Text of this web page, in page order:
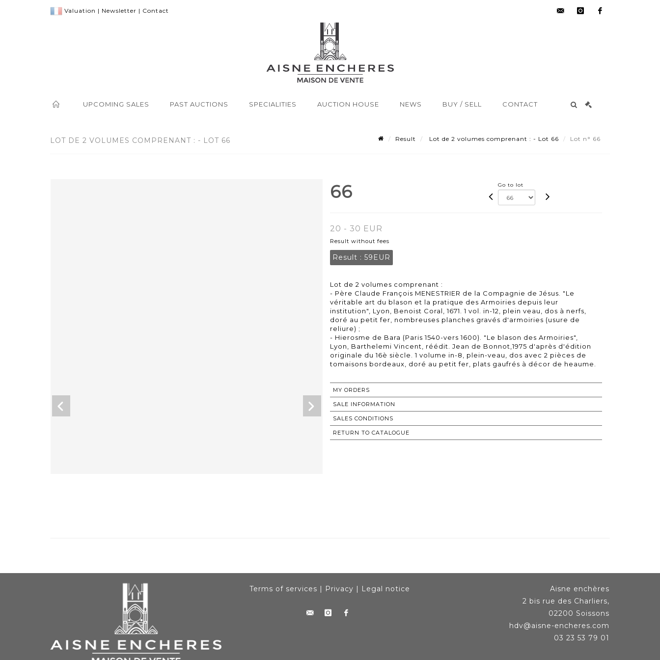
Valuation | Newsletter | Contact
UPCOMING SALES PAST AUCTIONS SPECIALITIES AUCTION HOUSE NEWS BUY / SELL CONTACT
LOT DE 2 VOLUMES COMPRENANT : - LOT 66 Result Lot de 2 volumes comprenant : - Lot 66 Lot n° 66
66 Go to lot
20 - 30 EUR
Result without fees
Result : 59EUR
Lot de 2 volumes comprenant :
- Père Claude François MENESTRIER de la Compagnie de Jésus. "Le
véritable art du blason et la pratique des Armoiries depuis leur
institution", Lyon, Benoist Coral, 1671. 1 vol. in-12, plein veau, dos à nerfs,
doré au petit fer, nombreuses planches gravés d'armoiries (usure de
reliure) ;
- Hierosme de Bara (Paris 1540-vers 1600). "Le blason des Armoiries",
Lyon, Barthelemi Vincent, réédit. Jean de Bonnot,1975 d'après d'édition
originale du 16è siècle. 1 volume in-8, plein-veau, dos avec 2 pièces de
tomaisons bordeaux, doré au petit fer, plats gaufrés à décor de heaume.
MY ORDERS
SALE INFORMATION
SALES CONDITIONS
RETURN TO CATALOGUE
Terms of services | Privacy | Legal notice
Aisne enchères
2 bis rue des Charliers,
02200 Soissons
hdv@aisne-encheres.com
03 23 53 79 01